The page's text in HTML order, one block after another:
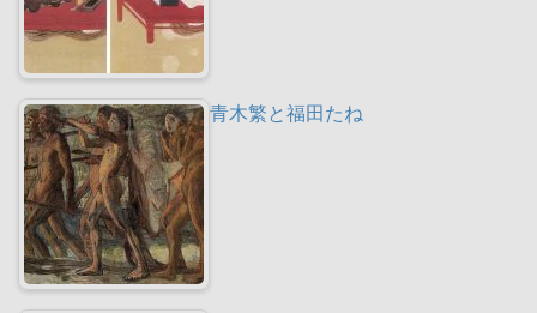
青木繁と福田たね